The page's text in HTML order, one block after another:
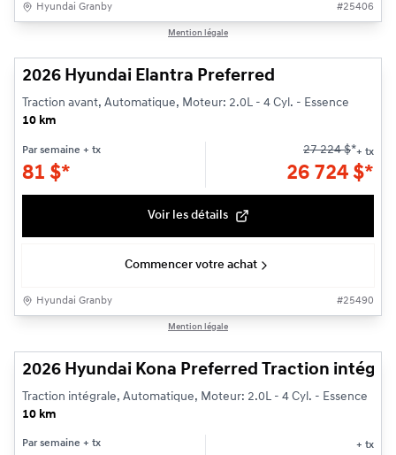
Hyundai Granby #25406
Mention légale
2026 Hyundai Elantra Preferred
Traction avant, Automatique, Moteur: 2.0L - 4 Cyl. - Essence
10 km
Par semaine + tx
81 $*
27 224$*+ tx
26 724 $*
Voir les détails
Commencer votre achat
Hyundai Granby #25490
Mention légale
2026 Hyundai Kona Preferred Traction
Traction intégrale, Automatique, Moteur: 2.0L - 4 Cyl. - Essence
10 km
Par semaine + tx + tx